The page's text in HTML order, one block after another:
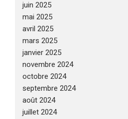
juin 2025
mai 2025
avril 2025
mars 2025
janvier 2025
novembre 2024
octobre 2024
septembre 2024
août 2024
juillet 2024